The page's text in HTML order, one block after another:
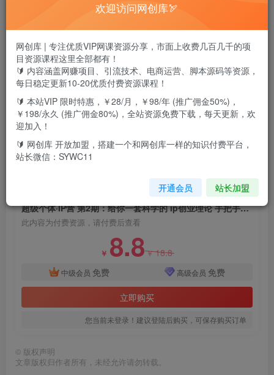
28节视频课11次直播答疑课2周IP理论系统学习4周实战带练
专业教练1v1反馈4场小组内部研讨高手联机3场社群内部体
验用户招募活动1次内部产品发售会1份IP成功经验实战案例
库
超级个体·IP营 第2期：给你一套科学的 ip创业理论 手把手教你做ip体系…
此内容为付费资源，请付费后查看
￥ 8.8￥18.8
中级会员 免费 高级会员 免费
立即购买
您当前未登录！建议登陆后购买，可保存购买订单
© 版权声明
文章版权归作者所有，未经允许请勿转载。
欢迎访问网创库🏹
网创库 | 专注优质VIP网课资源分享，市面上收费几百几千的项
目资源课程这里全部都有！
🔰 内容涵盖网赚项目、引流技术、电商运营、脚本源码等资源，
每日稳定更新10-20优质付费资源课程！
🔰 本站VIP 限时特惠，￥28/月，￥98/年 (推广佣金50%)，
￥198/永久 (推广佣金80%)，全站资源免费下载，每天更新，欢
迎加入！
🔰 网创库 开放加盟，搭建一个和网创库一样的知识付费平台，
站长微信：SYWC11
开通会员 站长加盟